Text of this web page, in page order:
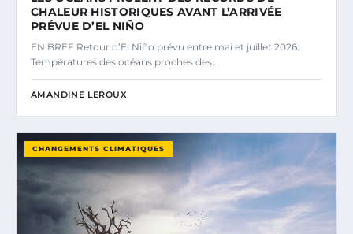
CHALEUR HISTORIQUES AVANT L’ARRIVÉE
PRÉVUE D’EL NIÑO
EN BREF Retour d’El Niño prévu entre mai et juillet 2026.
Températures des océans proches des…
AMANDINE LEROUX
CHANGEMENTS CLIMATIQUES